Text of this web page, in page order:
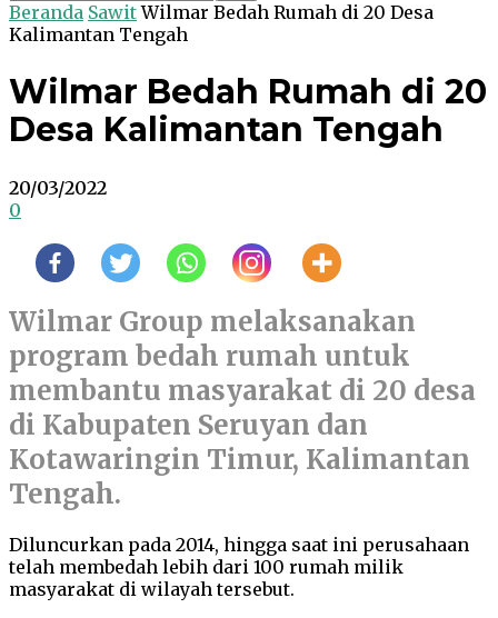
Beranda Sawit Wilmar Bedah Rumah di 20 Desa
Kalimantan Tengah
Wilmar Bedah Rumah di 20
Desa Kalimantan Tengah
20/03/2022
0
Wilmar Group melaksanakan
program bedah rumah untuk
membantu masyarakat di 20 desa
di Kabupaten Seruyan dan
Kotawaringin Timur, Kalimantan
Tengah.
Diluncurkan pada 2014, hingga saat ini perusahaan
telah membedah lebih dari 100 rumah milik
masyarakat di wilayah tersebut.